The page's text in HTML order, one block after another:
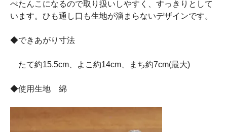
ぺたんこになるので取り扱いしやすく、すっきりとして
います。ひも通し口も生地が溜まらないデザインです。
◆できあがり寸法
たて約15.5cm、よこ約14cm、まち約7cm(最大)
◆使用生地 綿